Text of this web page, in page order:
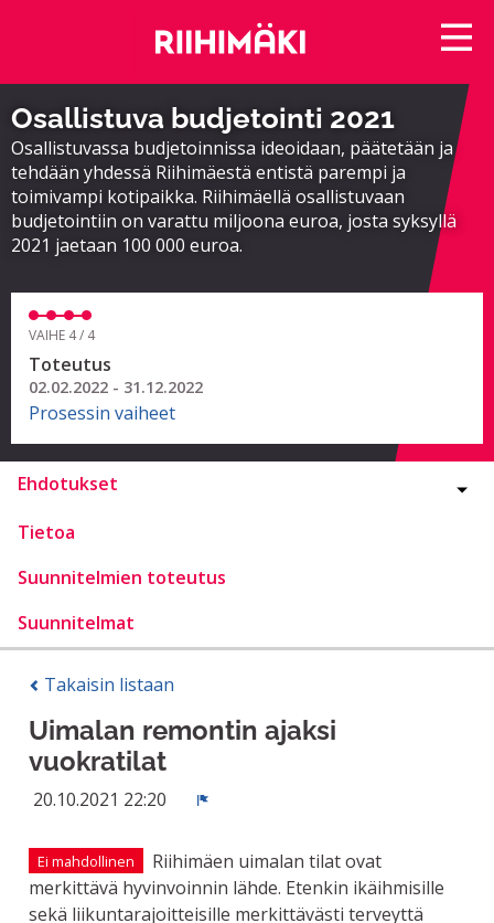
Osallistuva budjetointi 2021
Osallistuvassa budjetoinnissa ideoidaan, päätetään ja
tehdään yhdessä Riihimäestä entistä parempi ja
toimivampi kotipaikka. Riihimäellä osallistuvaan
budjetointiin on varattu miljoona euroa, josta syksyllä
2021 jaetaan 100 000 euroa.
VAIHE 4 / 4
Toteutus
02.02.2022 - 31.12.2022
Prosessin vaiheet
Ehdotukset
Tietoa
Suunnitelmien toteutus
Suunnitelmat
Takaisin listaan
Uimalan remontin ajaksi
vuokratilat
20.10.2021 22:20
Ei mahdollinen
Riihimäen uimalan tilat ovat
merkittävä hyvinvoinnin lähde. Etenkin ikäihmisille
sekä liikuntarajoitteisille merkittävästi terveyttä